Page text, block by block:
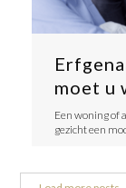
moet u
Een woning of
gezicht een